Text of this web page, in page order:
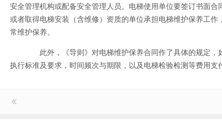
安全管理机构或配备安全管理人员。电梯使用单位要签订书面合
或者取得电梯安装（含维修）资质的单位承担电梯维护保养工作
常维护保养。
此外，《导则》对电梯维护保养合同作了具体的规定，
执行标准及要求，时间频次与期限，以及电梯检验检测等费用支